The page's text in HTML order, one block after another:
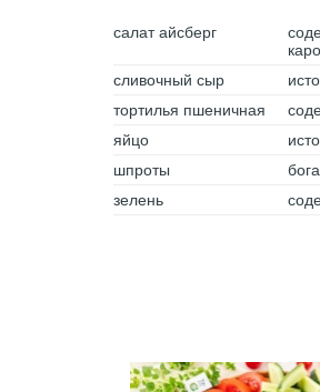
салат айсберг
сливочный сыр
тортилья пшеничная
яйцо
шпроты
зелень